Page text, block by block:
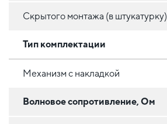
Скрытого монтажа (в штукатурку)
Тип комплектации
Механизм с накладкой
Волновое сопротивление, Ом